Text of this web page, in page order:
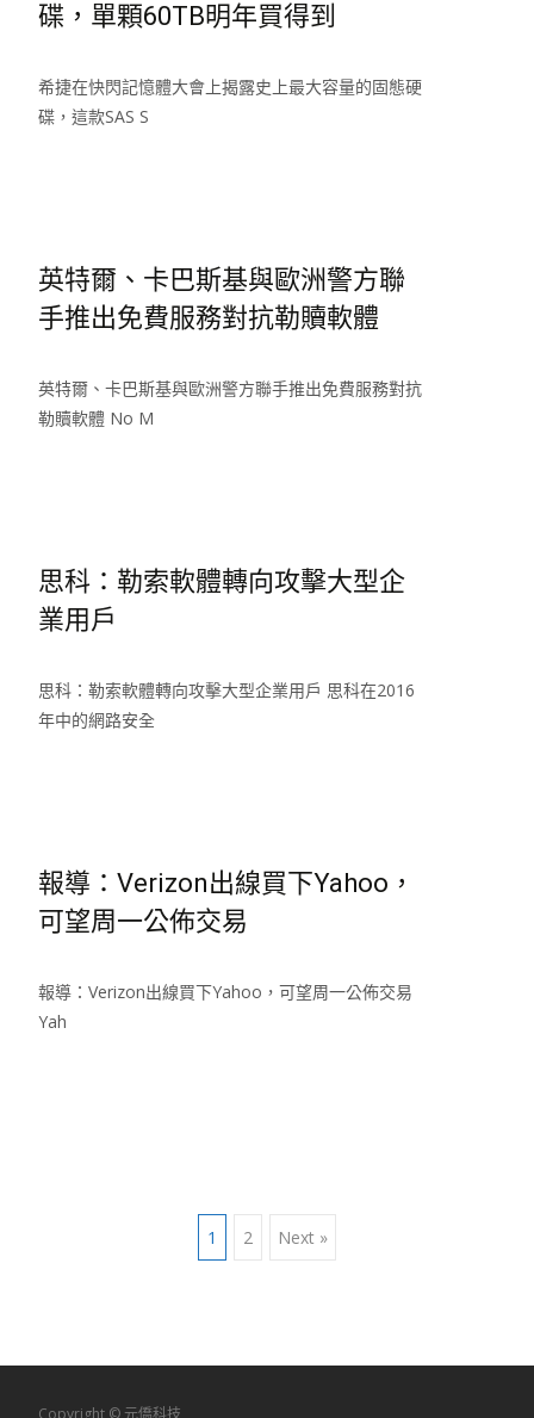
碟，單顆60TB明年買得到
希捷在快閃記憶體大會上揭露史上最大容量的固態硬
碟，這款SAS S
英特爾、卡巴斯基與歐洲警方聯
手推出免費服務對抗勒贖軟體
英特爾、卡巴斯基與歐洲警方聯手推出免費服務對抗
勒贖軟體 No M
思科：勒索軟體轉向攻擊大型企
業用戶
思科：勒索軟體轉向攻擊大型企業用戶 思科在2016
年中的網路安全
報導：Verizon出線買下Yahoo，
可望周一公佈交易
報導：Verizon出線買下Yahoo，可望周一公佈交易
Yah
1 2 Next »
Copyright © 元僑科技